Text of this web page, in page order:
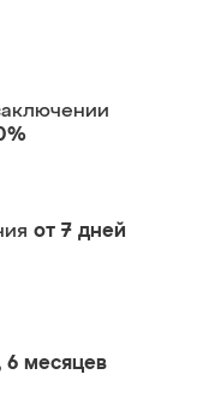
от 7 дней
6 месяцев